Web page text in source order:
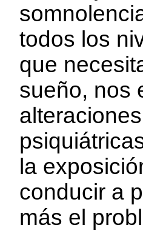
todos los
que
sueño, nos
la
conducir a
más el